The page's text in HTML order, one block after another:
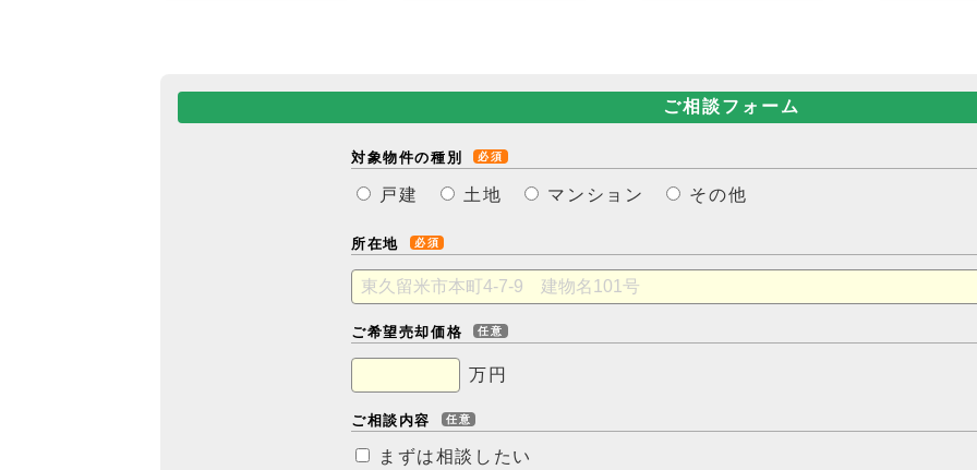
ご相談フォーム
対象物件の種別 必須
戸建 土地 マンション その他
所在地 必須
ご希望売却価格 任意
万円
ご相談内容 任意
まずは相談したい